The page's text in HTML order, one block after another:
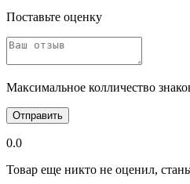
Поставьте оценку
Максимальное колличество
Отправить
0.0
Товар еще никто не оценил,